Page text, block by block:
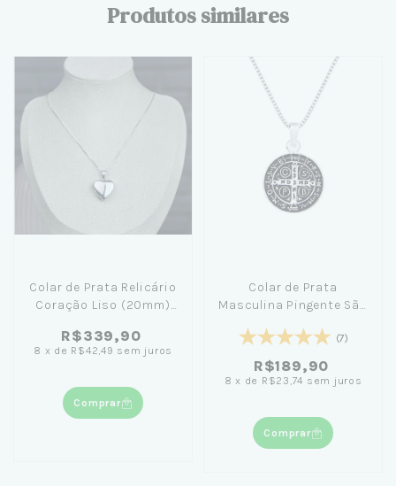
Produtos similares
Colar de Prata Relicário
Coração Liso (20mm)
R$339,90
8 x de R$42,49 sem juros
Comprar
Colar de Prata
Masculina Pingente São
(7)
R$189,90
8 x de R$23,74 sem juros
Comprar